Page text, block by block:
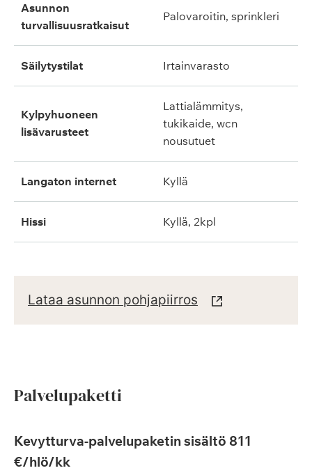
asunnon
turvallisuusratkaisut
palovaroitin, sprinkleri
säilytystilat irtainvarasto
kylpyhuoneen
lisävarusteet
lattialämmitys,
tukikaide, wcn
nousutuet
langaton internet kyllä
hissi kyllä, 2kpl
Lataa asunnon pohjapiirros
Palvelupaketti
Kevytturva-palvelupaketin sisältö 811
€/hlö/kk